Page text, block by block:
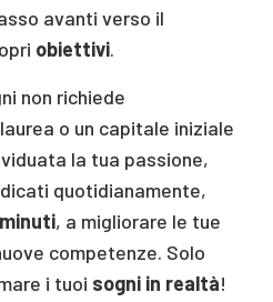
avanti verso il
obiettivi.
non richiede
o un capitale iniziale
la tua passione,
quotidianamente,
, a migliorare le tue
competenze. Solo
i tuoi sogni in realtà!